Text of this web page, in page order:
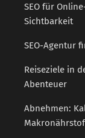
SEO für
Sichtbarkeit
SEO-Agentur
Reiseziele in
Abenteuer
Abnehmen: